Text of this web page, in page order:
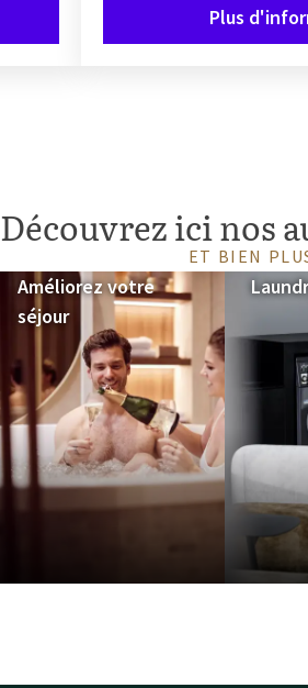
Plus
Découvrez ici nos
ET BIEN
Améliorez votre
séjour